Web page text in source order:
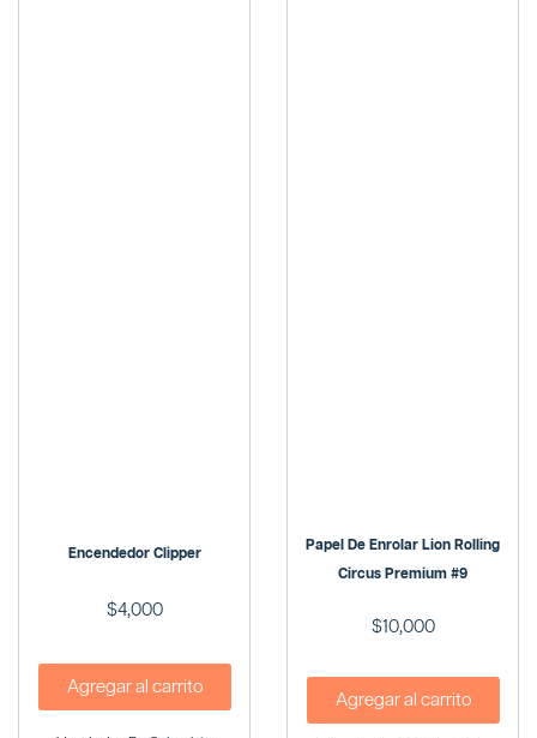
Encendedor Clipper
$4,000
Agregar al carrito
Papel De Enrolar Lion Rolling
Circus Premium #9
$10,000
Agregar al carrito